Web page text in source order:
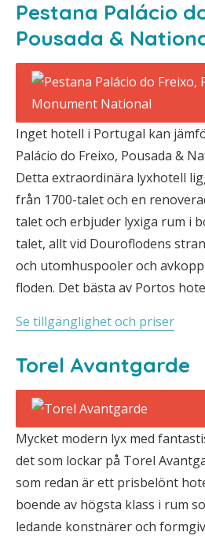
Pestana Palácio
Pousada &
Inget hotell i Portugal kan
Palácio do Freixo, Pousada &
Detta extraordinära lyxhotell
från 1700-talet och en
talet och erbjuder lyxiga rum i
talet, allt vid Douroflodens
och utomhuspooler och
floden. Det bästa av Portos
Se tillgänglighet och priser
Torel Avantgarde
Mycket modern lyx med
det som lockar på Torel
som redan är ett prisbelönt
boende av högsta klass i rum
ledande konstnärer och